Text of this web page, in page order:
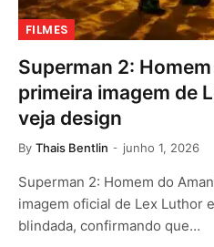
FILMES
Superman 2:
primeira imagem de
veja design
By Thais Bentlin junho 1, 2026
Superman 2: Homem do
imagem oficial de Lex Luthor
blindada, confirmando que…